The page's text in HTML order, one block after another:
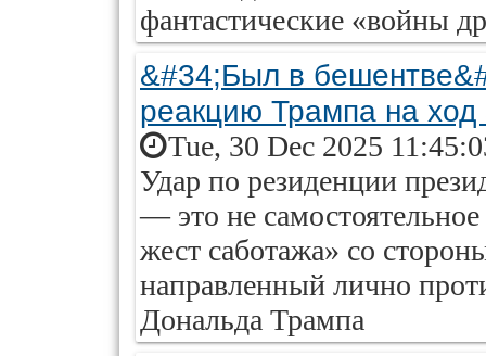
фантастические «войны
&#34;Был в
реакцию Трампа на ход
Tue, 30 Dec 2025
Удар по резиденции
— это не
жест саботажа» со
направленный лично
Дональда Трампа